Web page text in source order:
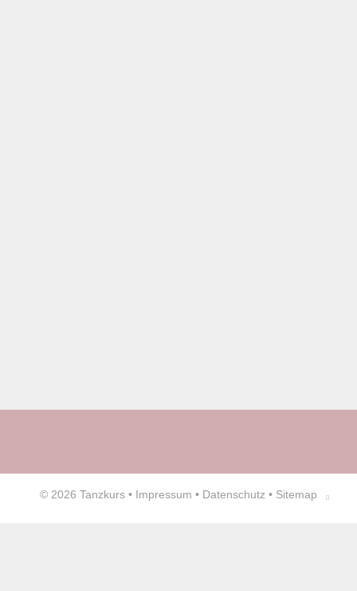
© 2026 Tanzkurs • Impressum • Datenschutz • Sitemap